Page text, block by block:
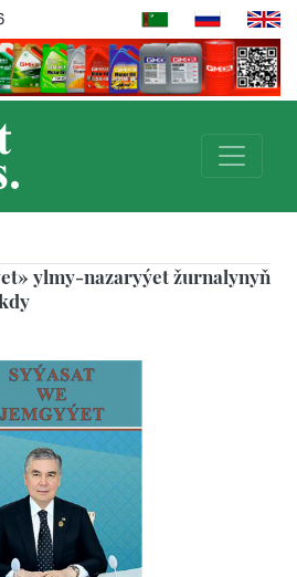
ylmy-nazaryýet žurnalynyň